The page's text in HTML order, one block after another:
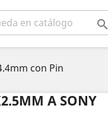

con Pin
A SONY